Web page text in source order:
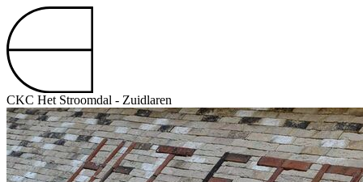
CKC Het Stroomdal - Zuidlaren